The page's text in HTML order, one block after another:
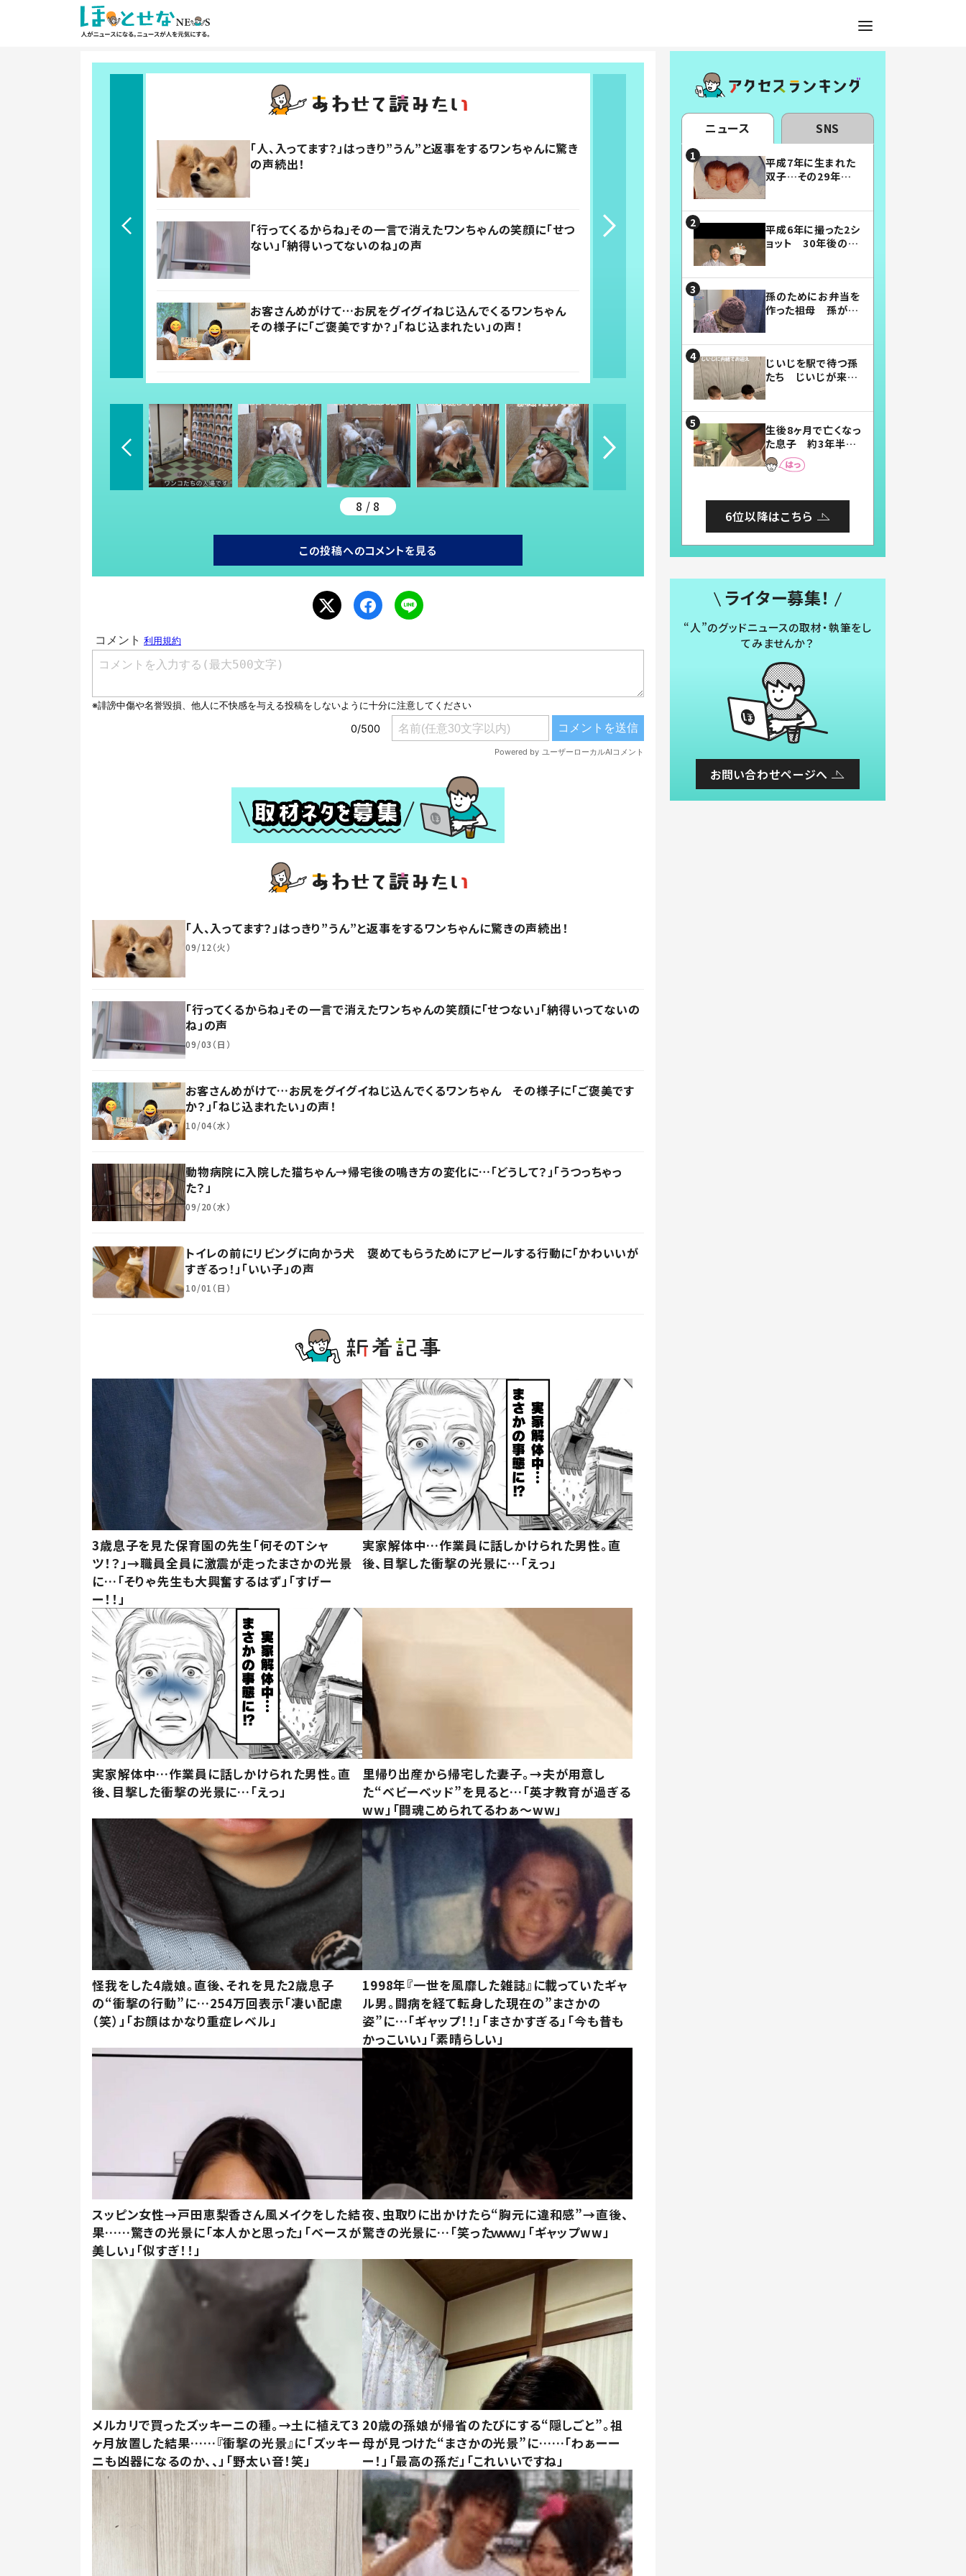
「人、入ってます？」はっきり”うん”と返事をするワンちゃんに驚き
の声続出！
「行ってくるからね」その一言で消えたワンちゃんの笑顔に「せつ
ない」「納得いってないのね」の声
お客さんめがけて…お尻をグイグイねじ込んでくるワンちゃん
その様子に「ご褒美ですか？」「ねじ込まれたい」の声！
8 / 8
この投稿へのコメントを見る
「人、入ってます？」はっきり”うん”と返事をするワンちゃんに驚きの声続出！
09/12（火）
「行ってくるからね」その一言で消えたワンちゃんの笑顔に「せつない」「納得いってないの
ね」の声
09/03（日）
お客さんめがけて…お尻をグイグイねじ込んでくるワンちゃん その様子に「ご褒美です
か？」「ねじ込まれたい」の声！
10/04（水）
動物病院に入院した猫ちゃん→帰宅後の鳴き方の変化に…「どうして？」「うつっちゃっ
た？」
09/20（水）
トイレの前にリビングに向かう犬 褒めてもらうためにアピールする行動に「かわいいが
すぎるっ！」「いい子」の声
10/01（日）
3歳息子を見た保育園の先生「何そのTシャ
ツ！？」→職員全員に激震が走ったまさかの光景
に…「そりゃ先生も大興奮するはず」「すげー
ー！！」
実家解体中…作業員に話しかけられた男性。直
後、目撃した衝撃の光景に…「えっ」
実家解体中…作業員に話しかけられた男性。直
後、目撃した衝撃の光景に…「えっ」
里帰り出産から帰宅した妻子。→夫が用意し
た“ベビーベッド”を見ると…「英才教育が過ぎる
ww」「闘魂こめられてるわぁ～ww」
怪我をした4歳娘。直後、それを見た2歳息子
の“衝撃の行動”に…254万回表示「凄い配慮
（笑）」「お顔はかなり重症レベル」
1998年『一世を風靡した雑誌』に載っていたギャ
ル男。闘病を経て転身した現在の”まさかの
姿”に…「ギャップ！！」「まさかすぎる」「今も昔も
かっこいい」「素晴らしい」
スッピン女性→戸田恵梨香さん風メイクをした結
果……驚きの光景に「本人かと思った」「ベースが
美しい」「似すぎ！！」
夜、虫取りに出かけたら“胸元に違和感”→直後、
驚きの光景に…「笑ったｗｗｗ」「ギャップww」
メルカリで買ったズッキーニの種。→土に植えて3
ヶ月放置した結果……『衝撃の光景』に「ズッキー
ニも凶器になるのか、、」「野太い音！笑」
20歳の孫娘が帰省のたびにする“隠しごと”。祖
母が見つけた“まさかの光景”に……「わぁーー
ー！」「最高の孫だ」「これいいですね」
ニュース SNS
平成7年に生まれた
双子…その29年後
平成6年に撮った2シ
ョット 30年後の姿
孫のためにお弁当を
作った祖母 孫が絶
じいじを駅で待つ孫
たち じいじが来た
まらない」「幸せにな
れる」
生後8ヶ月で亡くなっ
た息子 約3年半
後、当時の妻の日記
に書いてあった本音
6位以降はこちら
ライター募集！
“人”のグッドニュースの取材・執筆をし
てみませんか？
お問い合わせページへ